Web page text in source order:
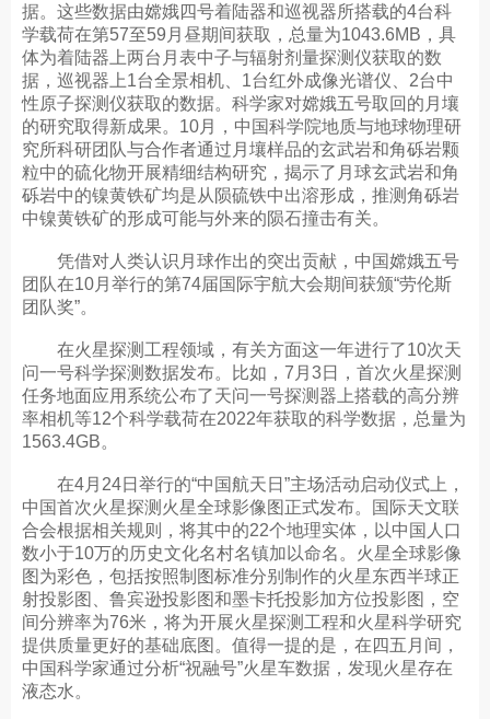
据。这些数据由嫦娥四号着陆器和巡视器所搭载的4台科
学载荷在第57至59月昼期间获取，总量为1043.6MB，具
体为着陆器上两台月表中子与辐射剂量探测仪获取的数
据，巡视器上1台全景相机、1台红外成像光谱仪、2台中
性原子探测仪获取的数据。科学家对嫦娥五号取回的月壤
的研究取得新成果。10月，中国科学院地质与地球物理研
究所科研团队与合作者通过月壤样品的玄武岩和角砾岩颗
粒中的硫化物开展精细结构研究，揭示了月球玄武岩和角
砾岩中的镍黄铁矿均是从陨硫铁中出溶形成，推测角砾岩
中镍黄铁矿的形成可能与外来的陨石撞击有关。
凭借对人类认识月球作出的突出贡献，中国嫦娥五号
团队在10月举行的第74届国际宇航大会期间获颁“劳伦斯
团队奖”。
在火星探测工程领域，有关方面这一年进行了10次天
问一号科学探测数据发布。比如，7月3日，首次火星探测
任务地面应用系统公布了天问一号探测器上搭载的高分辨
率相机等12个科学载荷在2022年获取的科学数据，总量为
1563.4GB。
在4月24日举行的“中国航天日”主场活动启动仪式上，
中国首次火星探测火星全球影像图正式发布。国际天文联
合会根据相关规则，将其中的22个地理实体，以中国人口
数小于10万的历史文化名村名镇加以命名。火星全球影像
图为彩色，包括按照制图标准分别制作的火星东西半球正
射投影图、鲁宾逊投影图和墨卡托投影加方位投影图，空
间分辨率为76米，将为开展火星探测工程和火星科学研究
提供质量更好的基础底图。值得一提的是，在四五月间，
中国科学家通过分析“祝融号”火星车数据，发现火星存在
液态水。